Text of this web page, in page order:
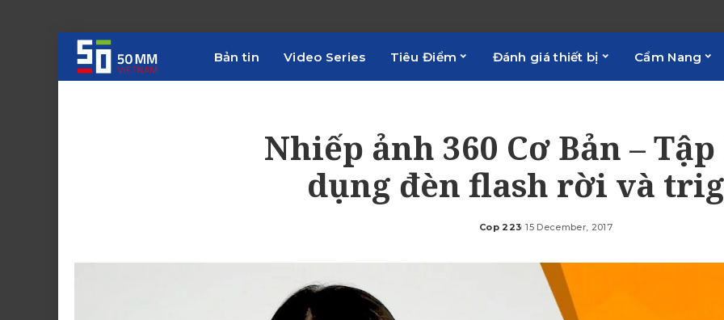
Bản tin Video Series Tiêu Điểm Đánh giá thiết bị Cẩm Nang
Nhiếp ảnh 360 Cơ Bản – Tập
dụng đèn flash rời và
Posted
Cop 223 15 December, 2017